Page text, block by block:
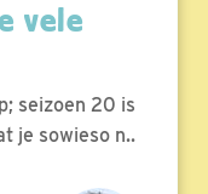
vele
seizoen 20 is
je sowieso n..